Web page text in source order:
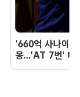
'660억 사나이'
옹...'AT 7번' 데